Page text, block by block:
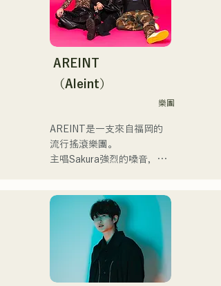
グスピリッツのスタジアム
DJ、金鷲旗、山笠関連イベ
ント、地域イベント、
summit)、福岡市武道館オー
プニング記念イベント,結婚
す。
アーティストの日本人父と
アメリカ人母から生まれた
イブや路上ライブなど精力
的に活動を行っている。
2025年11月22日にはファー
催。
來聽聽他們根據小說改編的
充滿樂趣又略帶憂鬱的歌曲
吧！
AREINT
（Aleint）
樂團
AREINT是一支來自福岡的
流行搖滾樂團。
主唱Sakura強烈的嗓音，與
合，共同創造出一種既引人
入勝又熟悉的搖滾樂，這就
是AREINT的獨特之處。
他們的歌曲《Remember
Me》被選為「KBC Radio
Hawks Live 2024」的片頭